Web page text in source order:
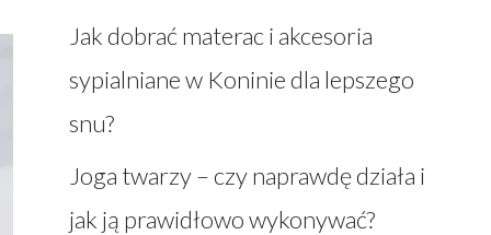
Jak dobrać materac i akcesoria
sypialniane w Koninie dla lepszego
snu?
Joga twarzy – czy naprawdę działa i
jak ją prawidłowo wykonywać?